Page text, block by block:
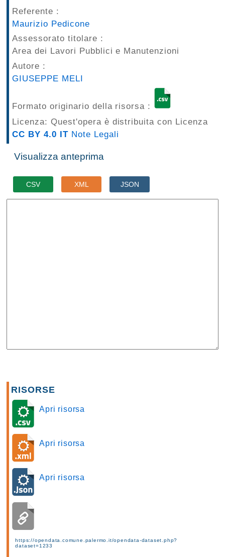
Archivio
Documenti
Linee
Guida
Open
Data
Referente :
Maurizio Pedicone
Assessorato titolare :
Area dei Lavori Pubblici e Manutenzioni
Autore :
GIUSEPPE MELI
Formato originario della risorsa :
Licenza: Quest'opera è distribuita con Licenza
CC BY 4.0 IT Note Legali
Visualizza anteprima
CSV XML JSON
RISORSE
Apri risorsa
Apri risorsa
Apri risorsa
https://opendata.comune.palermo.it/opendata-dataset.php?
dataset=1233